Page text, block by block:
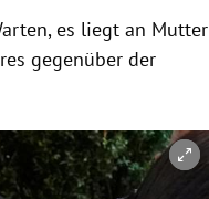
es liegt an Mutter
gegenüber der